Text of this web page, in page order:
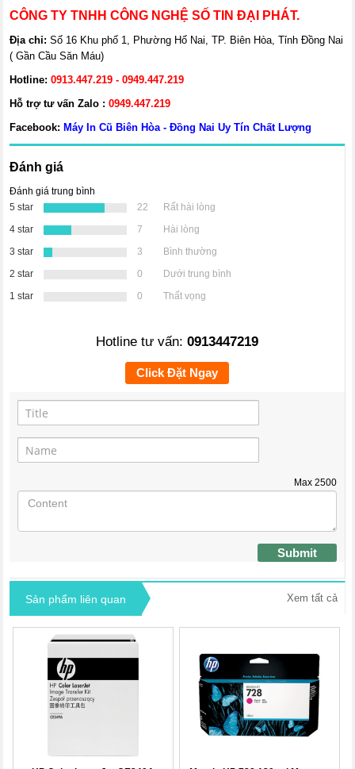
CÔNG TY TNHH CÔNG NGHỆ SỐ TIN ĐẠI PHÁT.
Địa chỉ: Số 16 Khu phố 1, Phường Hố Nai, TP. Biên Hòa, Tỉnh Đồng Nai
( Gần Cầu Săn Máu)
Hotline:0913.447.219 - 0949.447.219
Hỗ trợ tư vấn Zalo : 0949.447.219
Facebook: Máy In Cũ Biên Hòa - Đồng Nai Uy Tín Chất Lượng
Đánh giá
Đánh giá trung bình
5 star
22
Rất hài lòng
4 star
7
Hài lòng
3 star
3
Bình thường
2 star
0
Dưới trung bình
1 star
0 Thất vọng
Hotline tư vấn: 0913447219
Click Đặt Ngay
Max 2500
Submit
Sản phẩm liên quan Xem tất cả